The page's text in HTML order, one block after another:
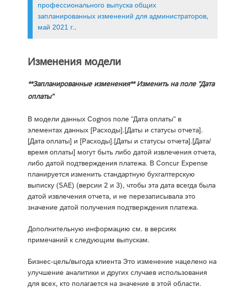
профессионального выпуска общих
запланированных изменений для администраторов,
май 2021 г..
Изменения модели
**Запланированные изменения** Изменить на поле "Дата
оплаты"
В модели данных Cognos поле "Дата оплаты" в
элементах данных [Расходы].[Даты и статусы отчета].
[Дата оплаты] и [Расходы].[Даты и статусы отчета].[Дата/
время оплаты] могут быть либо датой извлечения отчета,
либо датой подтверждения платежа. В Concur Expense
планируется изменить стандартную бухгалтерскую
выписку (SAE) (версии 2 и 3), чтобы эта дата всегда была
датой извлечения отчета, и не перезаписывала это
значение датой получения подтверждения платежа.
Дополнительную информацию см. в версиях
примечаний к следующим выпускам.
Бизнес-цель/выгода клиента Это изменение нацелено на
улучшение аналитики и других случаев использования
для всех, кто полагается на значение в этой области.